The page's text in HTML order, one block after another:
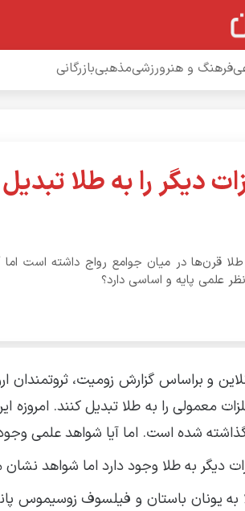
فرهنگ و هنرورزشیمذهبیبازرگانی
دیگر را به طلا تبدیل
طلا قرن‌ها در میان جوامع رواج داشته است اما
علمی پایه و اساسی دارد؟
و براساس گزارش زومیت،
معمولی را به طلا تبدیل کنند. امروزه
گذاشته شده است. اما آیا شواهد علمی
دیگر به طلا وجود دارد اما شواهد
به یونان باستان و فیلسوف زوسیموس